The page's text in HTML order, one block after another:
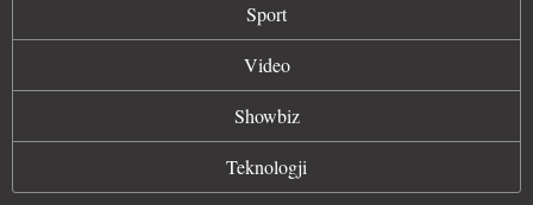
Sport
Video
Showbiz
Teknologji